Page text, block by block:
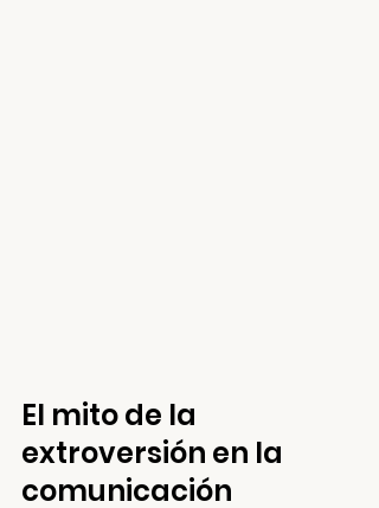
El mito de la
extroversión en la
comunicación